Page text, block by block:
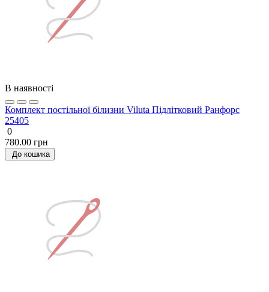
В наявності
Комплект постільної білизни Viluta Підлітковий Ранфорс
25405
0
780.00 грн
До кошика